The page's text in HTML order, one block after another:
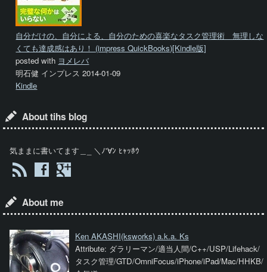
自分だけの、自分による、自分のための喜楽なタスク管理術 無理しな
くても達成感はあり！ (impress QuickBooks)[Kindle版]
posted with ヨメレバ
明石健 インプレス 2014-01-09
Kindle
About tihs blog
気ままに書いてます＿_ ＼ﾉ'∀ﾝ ﾋｬｯﾎｳ
About me
Ken AKASHI(ksworks) a.k.a. Ks
Attribute: ダラリーマン/適当人間/C++/USP/Lifehack/
タスク管理/GTD/OmniFocus/iPhone/iPad/Mac/HHKB/